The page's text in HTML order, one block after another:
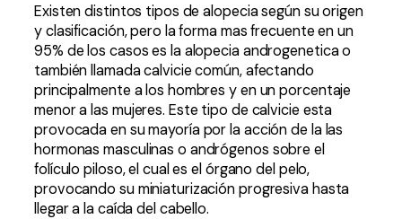
Existen distintos tipos de alopecia según su origen
y clasificación, pero la forma mas frecuente en un
95% de los casos es la alopecia androgenetica o
también llamada calvicie común, afectando
principalmente a los hombres y en un porcentaje
menor a las mujeres. Este tipo de calvicie esta
provocada en su mayoría por la acción de la las
hormonas masculinas o andrógenos sobre el
folículo piloso, el cual es el órgano del pelo,
provocando su miniaturización progresiva hasta
llegar a la caída del cabello.